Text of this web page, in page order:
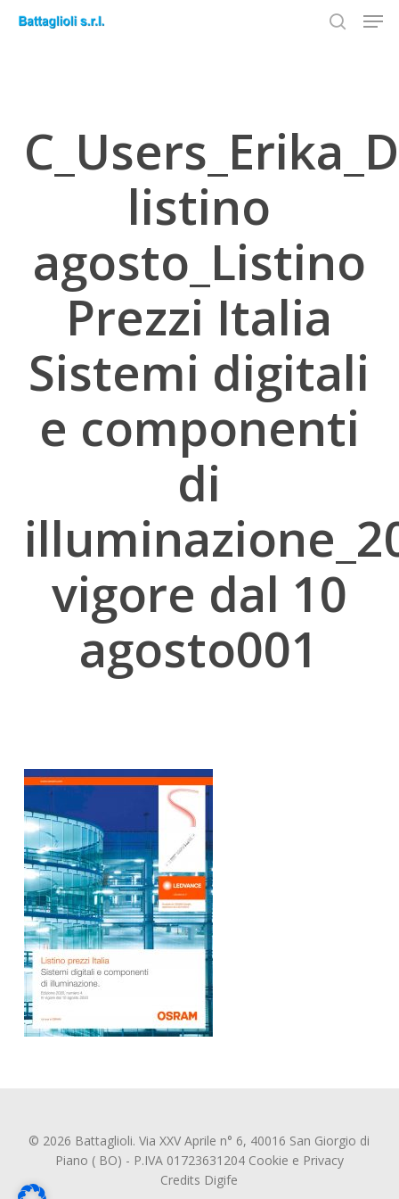
listino
agosto_Listino
Prezzi Italia
Sistemi digitali
e componenti
di
vigore dal 10
agosto001
© 2026 Battaglioli. Via XXV Aprile n° 6, 40016 San Giorgio di
Piano ( BO) - P.IVA 01723631204 Cookie e Privacy
Credits Digife